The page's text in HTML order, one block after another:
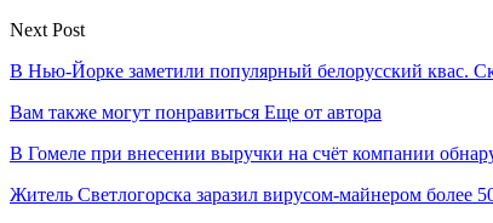
Next Post
В Нью-Йорке заметили популярный белорусский квас.
Вам также могут понравиться Еще от автора
В Гомеле при внесении выручки на счёт компании
Житель Светлогорска заразил вирусом-майнером более